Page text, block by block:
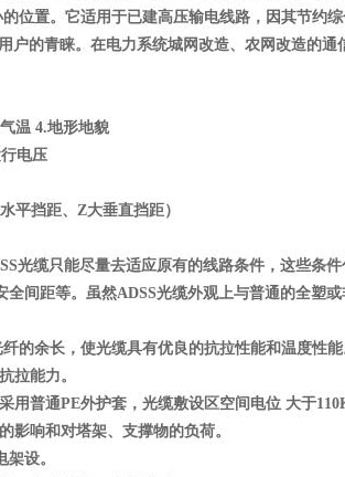
位置。它适用于已建高压输电线路，因其节约
户的青睐。在电力系统城网改造、农网改造的通
温 4.地形地貌
电压
平挡距、Z大垂直挡距）
光缆只能尽量去适应原有的线路条件，这些条
间距等。虽然ADSS光缆外观上与普通的全塑
的余长，使光缆具有优良的抗拉性能和温度性能
拉能力。
用普通PE外护套，光缆敷设区空间电位 大于
影响和对塔架、支撑物的负荷。
设。